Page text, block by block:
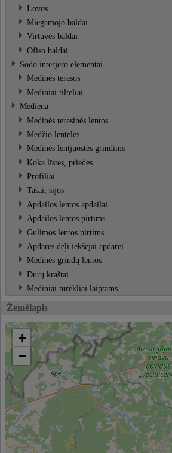
Lovos
Miegamojo baldai
Virtuvės baldai
Ofiso baldai
Sodo interjero elementai
Medinės terasos
Mediniai tilteliai
Mediena
Medinės terasinės lentos
Medžio lentelės
Medinės lentjuostės grindims
Koka līstes, priedes
Profiliai
Tašai, sijos
Apdailos lentos apdailai
Apdailos lentos pirtims
Gulimos lentos pirtims
Apdares dēļi iekšējai apdarei
Medinės grindų lentos
Durų kraštai
Mediniai turėkliai laiptams
Žemėlapis
+
−